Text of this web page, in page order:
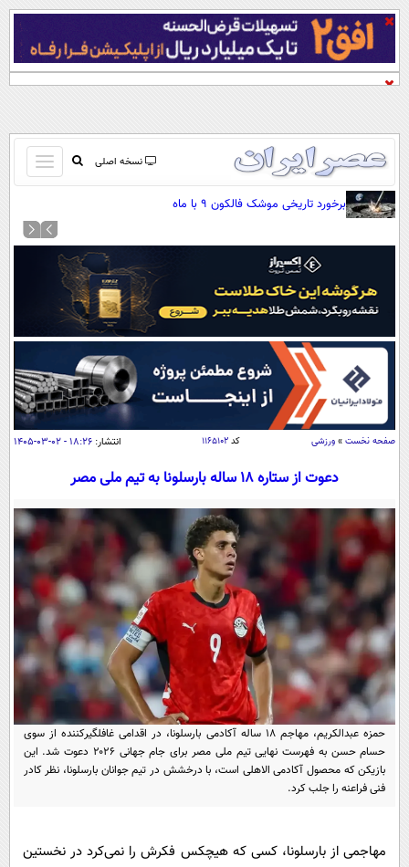
نسخه اصلی
باز
و
کردن
صفحه اول
نظرسنجی
آب و هوا
اوقات شرعی
پیوند ها
سواد زندگی
اقتصاد
اقتصادی
خودرو
جامعه
اجتماعی
حوادث
سلامت
یک برش دانایی
محیط زیست
سفر و تفریح
ورزشی
بین الملل
سیاست خارجی
فرهنگ و هنر
علم و دانش
فناوری و It
علمی
اخبار کریپتو
قرآن
گوناگون
سرگرمی
باشگاه مغز
مجله تصویری سلاح
فیلم
اقتصاد
ورزش
فناوری
عصر ایران 2
خواندنی ها و دیدنی ها
روانشناسی
آموزش زبان
برخورد تاریخی موشک فالکون ۹ با ماه
صفحه نخست » ورزشی کد۱۱۶۵۱۰۲ انتشار: ۱۸:۲۶ - ۰۲-۰۳-۱۴۰۵
دعوت از ستاره ۱۸ ساله بارسلونا به تیم ملی مصر
حمزه عبدالکریم، مهاجم ۱۸ ساله آکادمی بارسلونا، در اقدامی غافلگیرکننده از سوی
حسام حسن به فهرست نهایی تیم ملی مصر برای جام جهانی ۲۰۲۶ دعوت شد. این
بازیکن که محصول آکادمی الاهلی است، با درخشش در تیم جوانان بارسلونا، نظر کادر
فنی فراعنه را جلب کرد.
مهاجمی از بارسلونا، کسی که هیچکس فکرش را نمی‌کرد در نخستین